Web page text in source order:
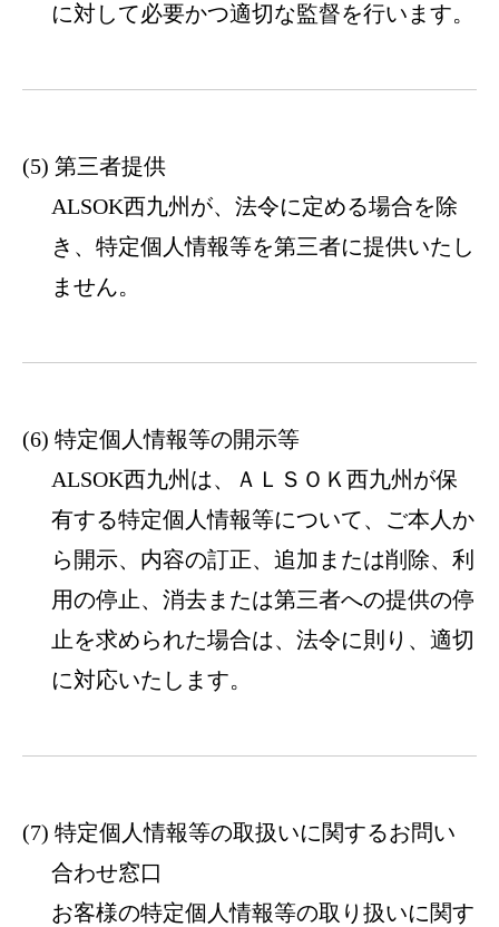
に対して必要かつ適切な監督を行います。
第三者提供
ALSOK西九州が、法令に定める場合を除
き、特定個人情報等を第三者に提供いたし
ません。
特定個人情報等の開示等
ALSOK西九州は、ＡＬＳＯＫ西九州が保
有する特定個人情報等について、ご本人か
ら開示、内容の訂正、追加または削除、利
用の停止、消去または第三者への提供の停
止を求められた場合は、法令に則り、適切
に対応いたします。
特定個人情報等の取扱いに関するお問い
合わせ窓口
お客様の特定個人情報等の取り扱いに関す